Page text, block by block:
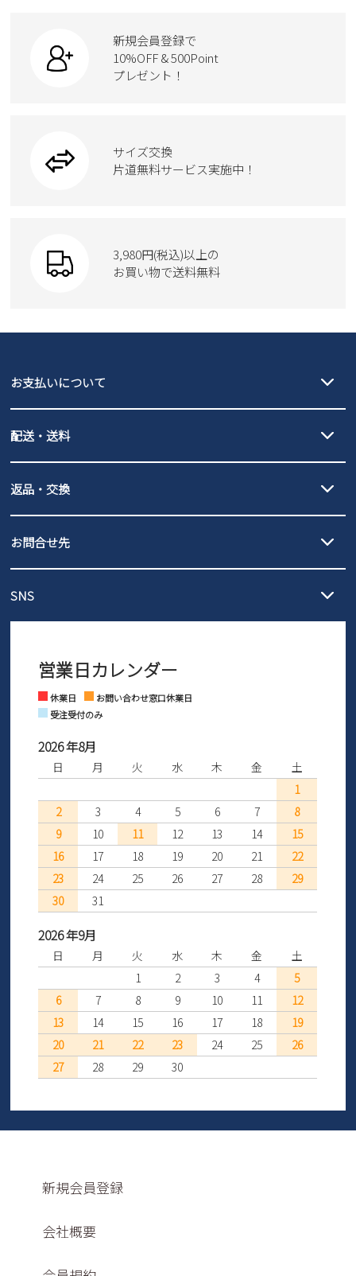
新規会員登録で
10%OFF & 500Point
プレゼント！
サイズ交換
片道無料サービス実施中！
3,980円(税込)以上の
お買い物で送料無料
お支払いについて
PayPay（オンライン決済）、代金引換のご利用が可能です。
配送・送料
北海道・本州・四国・九州…550円
3,980円（税込）以上お買い上げで送料無料
発送日・送料詳細については
ご利用ください。
全国一律…220円（税込）
発送日・送料詳細についてはご利用ガイドを
ご利用ください。
返品・交換
の片道無料サービスを実施中！
ントとしても安心してご利用いただけるよう、サイズ交換の受付期
さい。
お問合せ先
営業時間：11時～17時
※土日祝はお問い合わせ窓口休業日となります。
SNS
Facebook Instagram
営業日カレンダー
休業日
お問い合わせ窓口休業日
受注受付のみ
2026 年8月
日 月 火 水 木 金
土
1
2
3 4 5 6 7
8
9
10 11 12 13 14
15
16
17 18 19 20 21
22
23
24 25 26 27 28
29
30
31
2026 年9月
日 月 火 水 木 金
土
1
2 3 4
5
6
7 8 9 10 11
12
13
14 15 16 17 18
19
20
21 22 23 24 25
26
27
28 29 30
新規会員登録
会社概要